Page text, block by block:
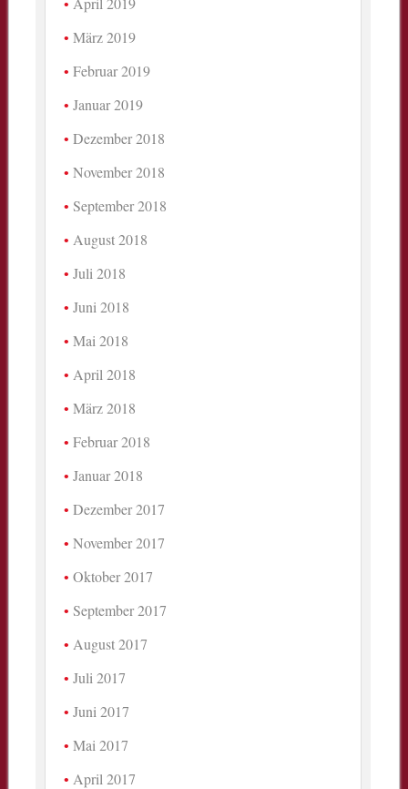
März 2019
Februar 2019
Januar 2019
Dezember 2018
November 2018
September 2018
August 2018
Juli 2018
Juni 2018
Mai 2018
April 2018
März 2018
Februar 2018
Januar 2018
Dezember 2017
November 2017
Oktober 2017
September 2017
August 2017
Juli 2017
Juni 2017
Mai 2017
April 2017